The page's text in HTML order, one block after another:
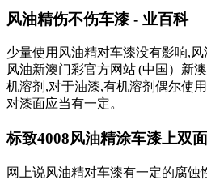
风油精伤不伤车漆 - 业百科
少量使用风油精对车漆没有影响,风
风油新澳门彩官方网站|(中国）新
机溶剂,对于油漆,有机溶剂偶尔使
对漆面应当有一定。
标致4008风油精涂车漆上双
网上说风油精对车漆有一定的腐蚀